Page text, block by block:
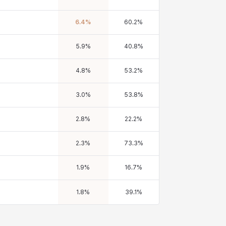
6.4% 60.2%
5.9% 40.8%
4.8% 53.2%
3.0% 53.8%
2.8% 22.2%
2.3% 73.3%
1.9% 16.7%
1.8% 39.1 %